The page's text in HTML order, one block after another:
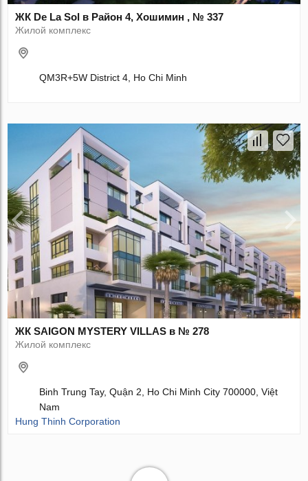
ЖК De La Sol в Район 4, Хошимин , № 337
Жилой комплекс
QM3R+5W District 4, Ho Chi Minh
ЖК SAIGON MYSTERY VILLAS в № 278
Жилой комплекс
Binh Trung Tay, Quận 2, Ho Chi Minh City 700000, Việt
Nam
Hung Thinh Corporation